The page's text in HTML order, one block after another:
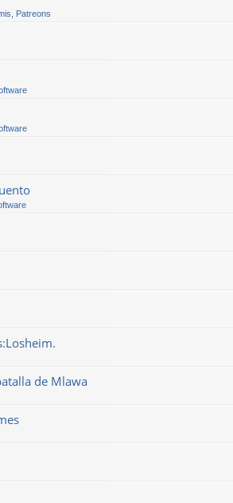
Patreons
de Mlawa